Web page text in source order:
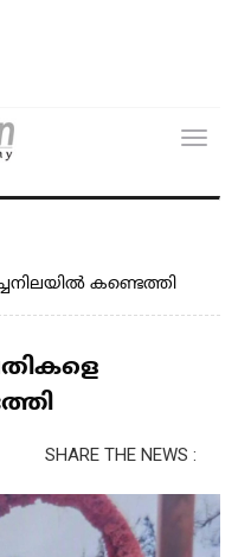
കണ്ടെത്തി
SHARE THE NEWS :